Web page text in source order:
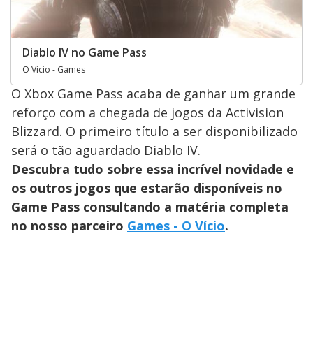
Diablo IV no Game Pass
O Vício - Games
O Xbox Game Pass acaba de ganhar um grande
reforço com a chegada de jogos da Activision
Blizzard. O primeiro título a ser disponibilizado
será o tão aguardado Diablo IV.
Descubra tudo sobre essa incrível novidade e
os outros jogos que estarão disponíveis no
Game Pass consultando a matéria completa
no nosso parceiro Games - O Vício.